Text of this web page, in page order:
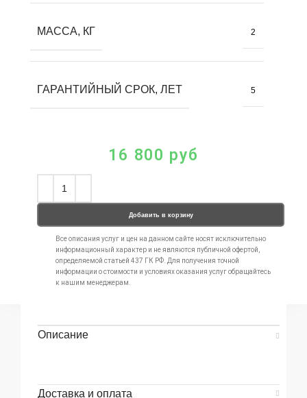
МАССА, КГ 2
ГАРАНТИЙНЫЙ СРОК, ЛЕТ 5
16 800 руб
Добавить в корзину
Все описания услуг и цен на данном сайте носят исключительно
информационный характер и не являются публичной офертой,
определяемой статьей 437 ГК РФ. Для получения точной
информации о стоимости и условиях оказания услуг обращайтесь
к нашим менеджерам.
Описание
Доставка и оплата